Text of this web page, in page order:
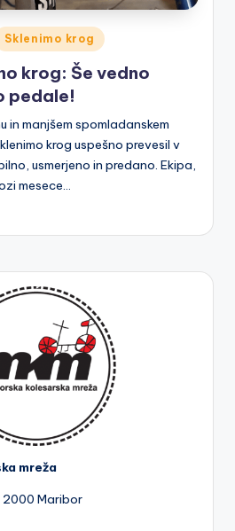
Sklenimo krog
krog: Še vedno
pedale!
in manjšem spomladanskem
krog uspešno prevesil v
usmerjeno in predano. Ekipa,
mesece…
mreža
2000 Maribor